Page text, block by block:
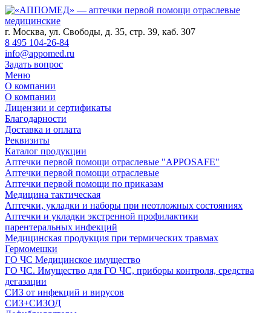
г. Москва, ул. Свободы, д. 35, стр. 39, каб. 307
8 495 104-26-84
info@appomed.ru
Задать вопрос
Меню
О компании
О компании
Лицензии и сертификаты
Благодарности
Доставка и оплата
Реквизиты
Каталог продукции
Аптечки первой помощи отраслевые "APPOSAFE"
Аптечки первой помощи отраслевые
Аптечки первой помощи по приказам
Медицина тактическая
Аптечки, укладки и наборы при неотложных состояниях
Аптечки и укладки экстренной профилактики
парентеральных инфекций
Медицинская продукция при термических травмах
Гермомешки
ГО ЧС Медицинское имущество
ГО ЧС. Имущество для ГО ЧС, приборы контроля, средства
дегазации
СИЗ от инфекций и вирусов
СИЗ+СИЗОД